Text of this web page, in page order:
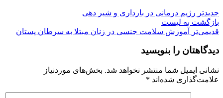
جدیدتر رژیم درمانی در بارداری و شیر دهی
بازگشت بە لیست
قدیمی‌تر
آموزش سلامت جنسی در زنان مبتلا به سرطان پستان
دیدگاهتان را بنویسید
نشانی ایمیل شما منتشر نخواهد شد. بخش‌های موردنیاز
علامت‌گذاری شده‌اند *